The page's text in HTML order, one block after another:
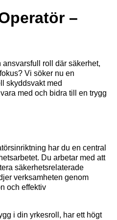
–
roll där säkerhet,
Vi söker nu en
skyddsvakt med
med och bidra till en trygg
har du en central
Du arbetar med att
säkerhetsrelaterade
verksamheten genom
och effektiv
i din yrkesroll, har ett högt